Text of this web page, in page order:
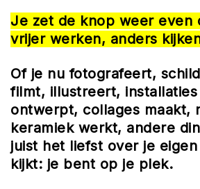
Je zet de knop weer even
vrijer werken, anders
Of je nu fotografeert,
filmt, illustreert,
ontwerpt, collages maakt,
keramiek werkt, andere
juist het liefst over je
kijkt: je bent op je plek.